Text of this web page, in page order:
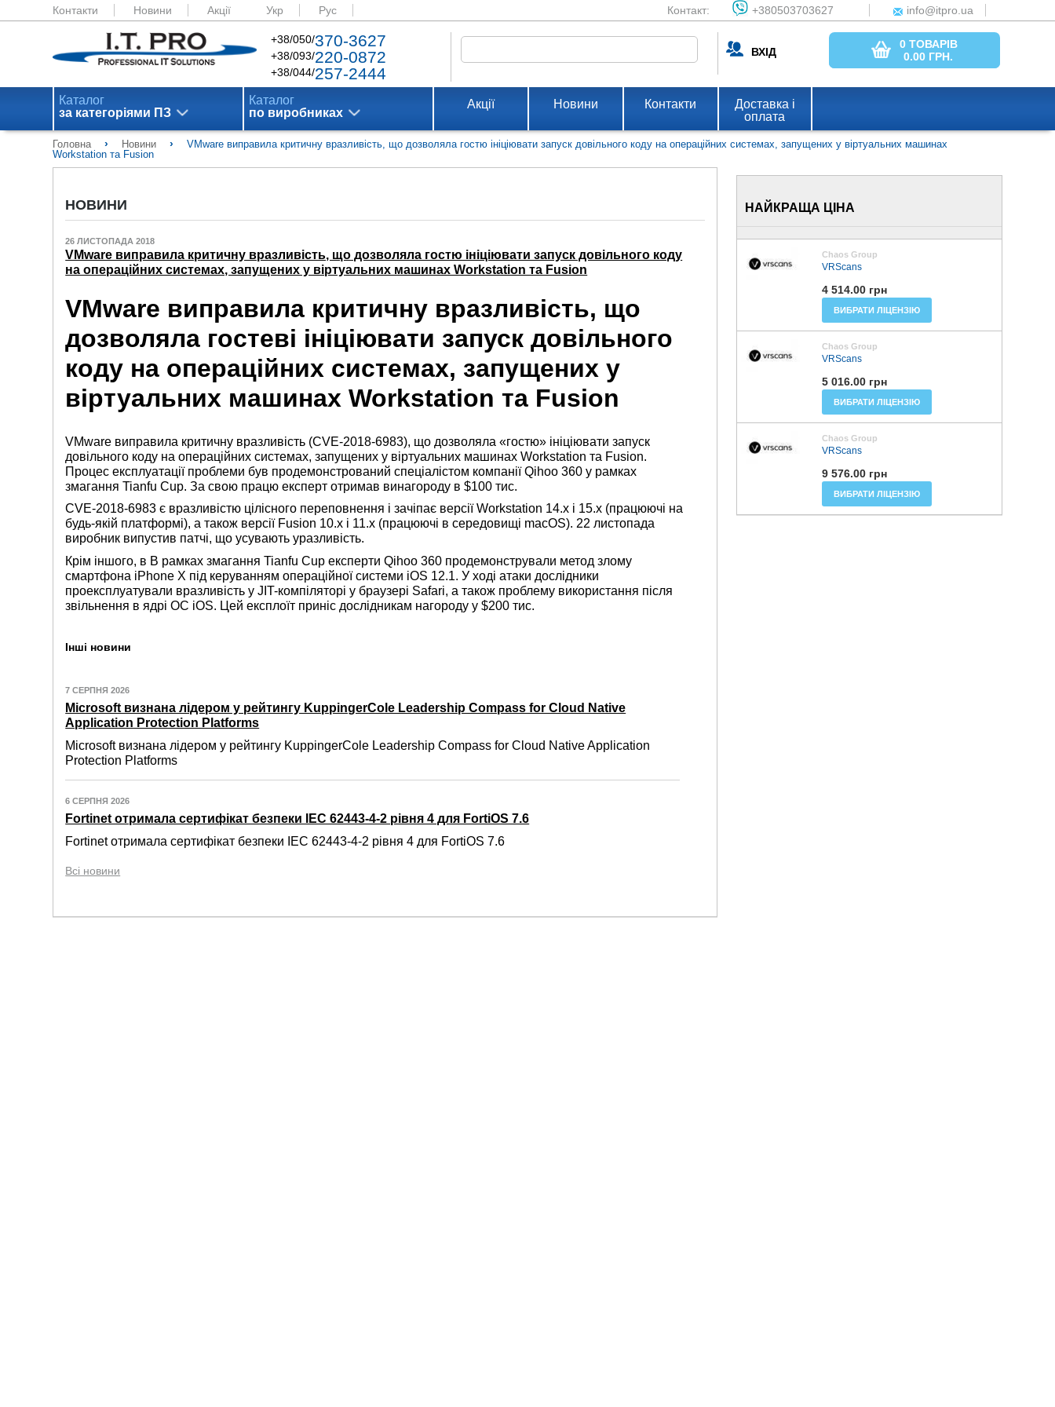
Контакти Новини Акції Укр Рус Контакт: +380503703627 info@itpro.ua
+38/050/370-3627
+38/093/220-0872
+38/044/257-2444
ВХІД
0 ТОВАРІВ
0.00 ГРН.
Каталог
за категоріями ПЗ
Каталог
по виробниках
Акції Новини Контакти
Доставка і
оплата
Головна › Новини ›
VMware виправила критичну вразливість, що дозволяла гостю ініціювати запуск довільного коду на операційних системах, запущених у віртуальних машинах
Workstation та Fusion
НОВИНИ
26 ЛИСТОПАДА 2018
VMware виправила критичну вразливість, що дозволяла гостю ініціювати запуск довільного коду
на операційних системах, запущених у віртуальних машинах Workstation та Fusion
VMware виправила критичну вразливість, що
дозволяла гостеві ініціювати запуск довільного
коду на операційних системах, запущених у
віртуальних машинах Workstation та Fusion
VMware виправила критичну вразливість (CVE-2018-6983), що дозволяла «гостю» ініціювати запуск
довільного коду на операційних системах, запущених у віртуальних машинах Workstation та Fusion.
Процес експлуатації проблеми був продемонстрований спеціалістом компанії Qihoo 360 у рамках
змагання Tianfu Cup. За свою працю експерт отримав винагороду в $100 тис.
CVE-2018-6983 є вразливістю цілісного переповнення і зачіпає версії Workstation 14.x і 15.x (працюючі на
будь-якій платформі), а також версії Fusion 10.x і 11.x (працюючі в середовищі macOS). 22 листопада
виробник випустив патчі, що усувають уразливість.
Крім іншого, в В рамках змагання Tianfu Cup експерти Qihoo 360 продемонстрували метод злому
смартфона iPhone X під керуванням операційної системи iOS 12.1. У ході атаки дослідники
проексплуатували вразливість у JIT-компіляторі у браузері Safari, а також проблему використання після
звільнення в ядрі ОС iOS. Цей експлоїт приніс дослідникам нагороду у $200 тис.
Інші новини
7 СЕРПНЯ 2026
Microsoft визнана лідером у рейтингу KuppingerCole Leadership Compass for Cloud Native
Application Protection Platforms
Microsoft визнана лідером у рейтингу KuppingerCole Leadership Compass for Cloud Native Application
Protection Platforms
6 СЕРПНЯ 2026
Fortinet отримала сертифікат безпеки IEC 62443-4-2 рівня 4 для FortiOS 7.6
Fortinet отримала сертифікат безпеки IEC 62443-4-2 рівня 4 для FortiOS 7.6
Всі новини
НАЙКРАЩА ЦІНА
Chaos Group
VRScans
4 514.00 грн
ВИБРАТИ ЛІЦЕНЗІЮ
Chaos Group
VRScans
5 016.00 грн
ВИБРАТИ ЛІЦЕНЗІЮ
Chaos Group
VRScans
9 576.00 грн
ВИБРАТИ ЛІЦЕНЗІЮ